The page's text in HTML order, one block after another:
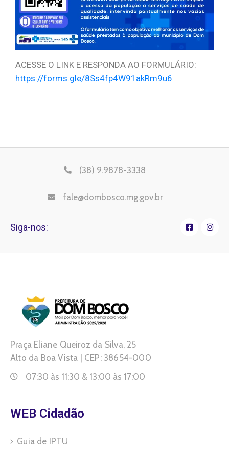
ACESSE O LINK E RESPONDA AO FORMULÁRIO:
https://forms.gle/8Ss4fp4W91akRm9u6
(38) 9.9878-3338
fale@dombosco.mg.gov.br
Siga-nos:
Praça Eliane Queiroz da Silva, 25
Alto da Boa Vista | CEP: 38654-000
07:30 às 11:30 & 13:00 às 17:00
WEB Cidadão
Guia de IPTU